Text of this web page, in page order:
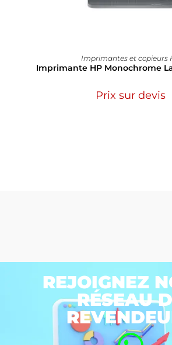
Imprimantes et copieurs
Imprimante HP Monochrome
Prix sur devis
REJOIGNEZ
RÉSEAU